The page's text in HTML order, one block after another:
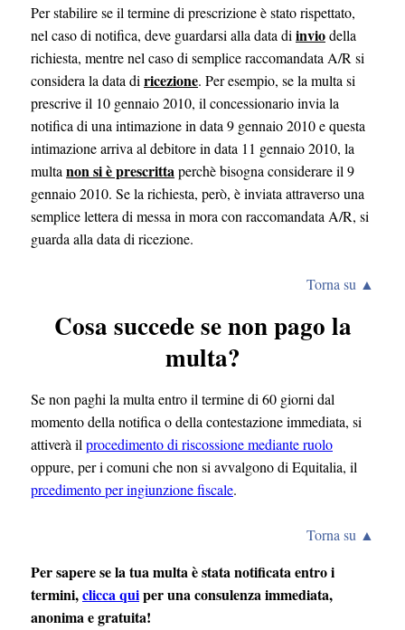
Per stabilire se il termine di prescrizione è stato rispettato,
nel caso di notifica, deve guardarsi alla data diinviodella
richiesta, mentre nel caso di semplice raccomandata A/R si
considera la data diricezione. Per esempio, se la multa si
prescrive il 10 gennaio 2010, il concessionario invia la
notifica di una intimazione in data 9 gennaio 2010 e questa
intimazione arriva al debitore in data 11 gennaio 2010, la
multanon si è prescrittaperchè bisogna considerare il 9
gennaio 2010. Se la richiesta, però, è inviata attraverso una
semplice lettera di messa in mora con raccomandata A/R, si
guarda alla data di ricezione.
Torna su ▲
Cosa succede se non pago la
multa?
Se non paghi la multa entro il termine di 60 giorni dal
momento della notifica o della contestazione immediata, si
attiverà ilprocedimento di riscossione mediante ruolo
oppure, per i comuni che non si avvalgono di Equitalia, il
prcedimento per ingiunzione fiscale.
Torna su ▲
Per sapere se la tua multa è stata notificata entro i
termini,clicca quiper una consulenza immediata,
anonima e gratuita!